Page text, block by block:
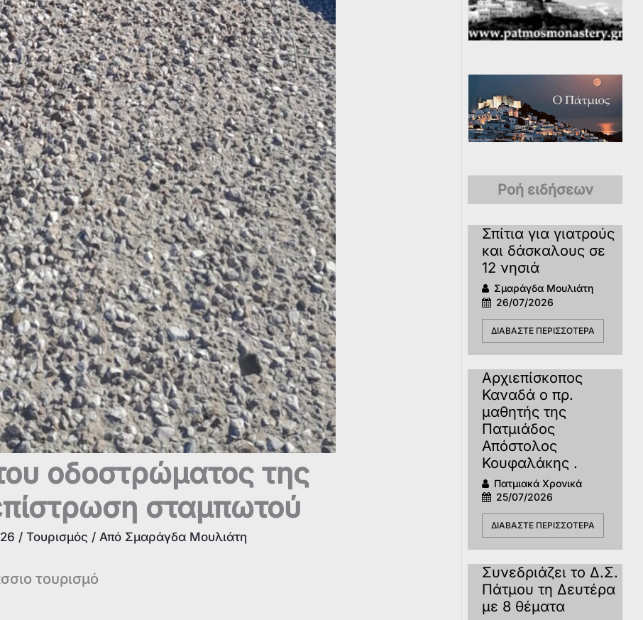
οδοστρώματος της
σταμπωτού
/Τουρισμός / Από Σμαράγδα Μουλιάτη
τουρισμό
Ροή ειδήσεων
Σπίτια για γιατρούς
και δάσκαλους σε
12 νησιά
Σμαράγδα Μουλιάτη
26/07/2026
ΔΙΑΒΆΣΤΕ ΠΕΡΙΣΣΌΤΕΡΑ
Αρχιεπίσκοπος
Καναδά ο πρ.
μαθητής της
Πατμιάδος
Απόστολος
Κουφαλάκης .
Πατμιακά Χρονικά
25/07/2026
ΔΙΑΒΆΣΤΕ ΠΕΡΙΣΣΌΤΕΡΑ
Συνεδριάζει το Δ.Σ.
Πάτμου τη Δευτέρα
με 8 θέματα